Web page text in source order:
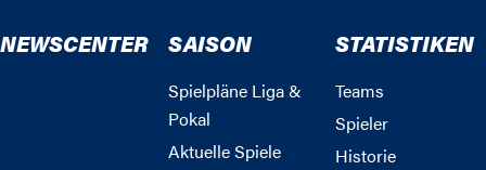
NEWSCENTER SAISON
Spielpläne Liga &
Pokal
Aktuelle Spiele
STATISTIKEN
Teams
Spieler
Historie